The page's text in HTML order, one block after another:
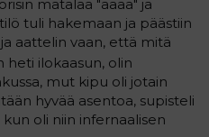
matalaa "aaaa" ja
tuli hakemaan ja päästiin
aattelin vaan, että mitä
heti ilokaasun, olin
mut kipu oli jotain
hyvää asentoa, supisteli
oli niin infernaalisen